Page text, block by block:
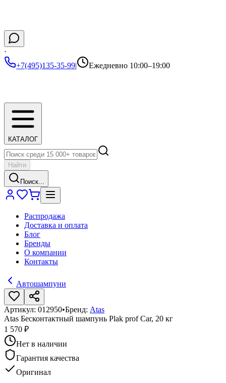
·
+7(495)135-35-99| Ежедневно 10:00–19:00
КАТАЛОГ
Найти
Поиск...
Распродажа
Доставка и оплата
Блог
Бренды
О компании
Контакты
Автошампуни
Артикул: 012950•Бренд: Atas
Atas Бесконтактный шампунь Plak prof Car, 20 кг
1 570 ₽
Нет в наличии
Гарантия качества
Оригинал